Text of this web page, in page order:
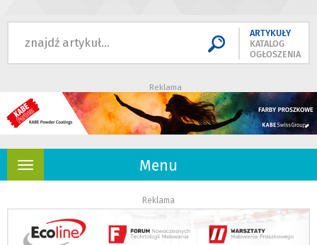
ARTYKUŁY
KATALOG
OGŁOSZENIA
Reklama
Menu
Rozwiń
Reklama